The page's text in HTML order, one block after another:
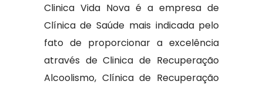
Clinica Vida Nova é a empresa de
Clínica de Saúde mais indicada pelo
fato de proporcionar a excelência
através de Clinica de Recuperação
Alcoolismo, Clínica de Recuperação